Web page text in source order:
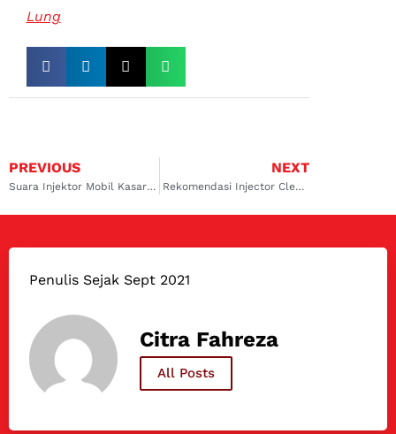
Lung
PREVIOUS
Suara Injektor Mobil Kasar dan Ganggu, Ini Penyebab hingga Solusinya
NEXT
Rekomendasi Injector Cleaner Mobil Toyota: Kualitasnya Andalan!
Penulis Sejak Sept 2021
Citra Fahreza
All Posts